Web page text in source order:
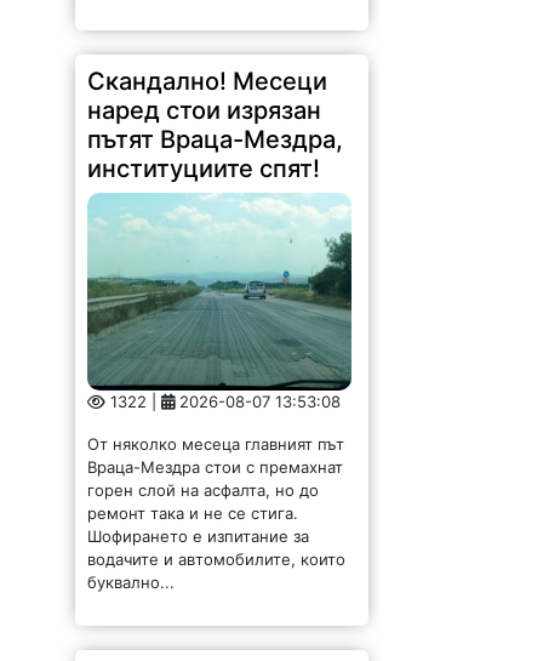
Скандално! Месеци
наред стои изрязан
пътят Враца-Мездра,
институциите спят!
1322 | 2026-08-07 13:53:08
От няколко месеца главният път
Враца-Мездра стои с премахнат
горен слой на асфалта, но до
ремонт така и не се стига.
Шофирането е изпитание за
водачите и автомобилите, които
буквално...